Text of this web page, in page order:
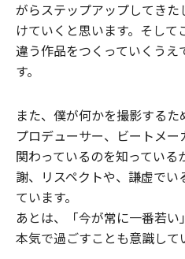
がらステップアップしてき
けていくと思います。そし
違う作品をつくっていくうえ
す。
また、僕が何かを撮影する
プロデューサー、ビートメ
関わっているのを知ってい
謝、リスペクトや、謙虚で
ています。
あとは、「今が常に一番若
本気で過ごすことも意識して